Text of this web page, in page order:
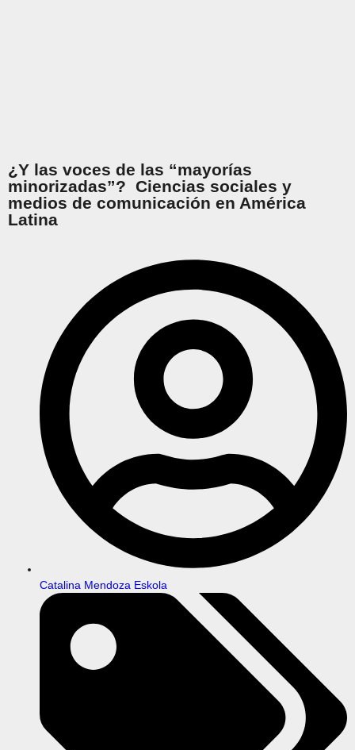
¿Y las voces de las “mayorías
minorizadas”? Ciencias sociales y
medios de comunicación en América
Latina
Catalina Mendoza Eskola